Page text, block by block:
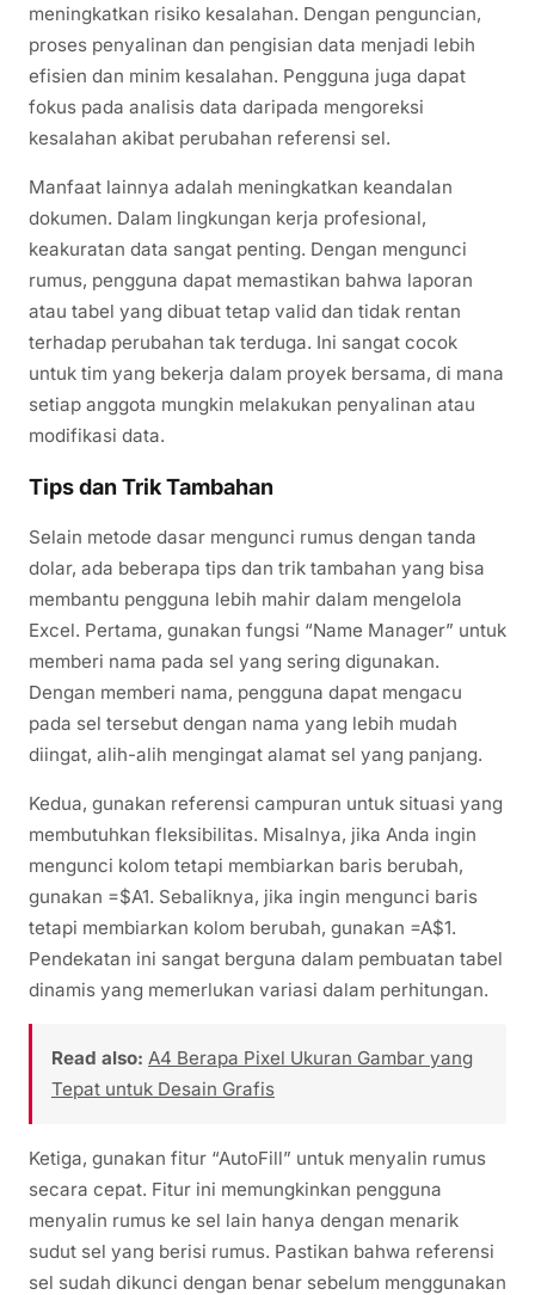
meningkatkan risiko kesalahan. Dengan penguncian,
proses penyalinan dan pengisian data menjadi lebih
efisien dan minim kesalahan. Pengguna juga dapat
fokus pada analisis data daripada mengoreksi
kesalahan akibat perubahan referensi sel.
Manfaat lainnya adalah meningkatkan keandalan
dokumen. Dalam lingkungan kerja profesional,
keakuratan data sangat penting. Dengan mengunci
rumus, pengguna dapat memastikan bahwa laporan
atau tabel yang dibuat tetap valid dan tidak rentan
terhadap perubahan tak terduga. Ini sangat cocok
untuk tim yang bekerja dalam proyek bersama, di mana
setiap anggota mungkin melakukan penyalinan atau
modifikasi data.
Tips dan Trik Tambahan
Selain metode dasar mengunci rumus dengan tanda
dolar, ada beberapa tips dan trik tambahan yang bisa
membantu pengguna lebih mahir dalam mengelola
Excel. Pertama, gunakan fungsi “Name Manager” untuk
memberi nama pada sel yang sering digunakan.
Dengan memberi nama, pengguna dapat mengacu
pada sel tersebut dengan nama yang lebih mudah
diingat, alih-alih mengingat alamat sel yang panjang.
Kedua, gunakan referensi campuran untuk situasi yang
membutuhkan fleksibilitas. Misalnya, jika Anda ingin
mengunci kolom tetapi membiarkan baris berubah,
gunakan =$A1. Sebaliknya, jika ingin mengunci baris
tetapi membiarkan kolom berubah, gunakan =A$1.
Pendekatan ini sangat berguna dalam pembuatan tabel
dinamis yang memerlukan variasi dalam perhitungan.
Read also: A4 Berapa Pixel Ukuran Gambar yang
Tepat untuk Desain Grafis
Ketiga, gunakan fitur “AutoFill” untuk menyalin rumus
secara cepat. Fitur ini memungkinkan pengguna
menyalin rumus ke sel lain hanya dengan menarik
sudut sel yang berisi rumus. Pastikan bahwa referensi
sel sudah dikunci dengan benar sebelum menggunakan